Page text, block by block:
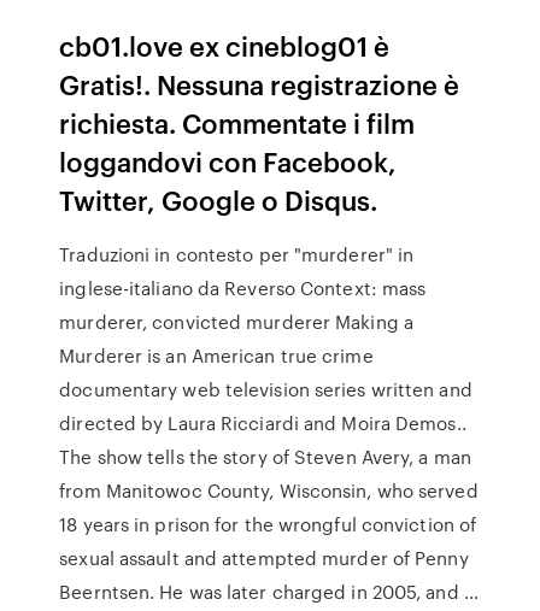
cb01.love ex cineblog01 è
Gratis!. Nessuna registrazione è
richiesta. Commentate i film
loggandovi con Facebook,
Twitter, Google o Disqus.
Traduzioni in contesto per "murderer" in
inglese-italiano da Reverso Context: mass
murderer, convicted murderer Making a
Murderer is an American true crime
documentary web television series written and
directed by Laura Ricciardi and Moira Demos..
The show tells the story of Steven Avery, a man
from Manitowoc County, Wisconsin, who served
18 years in prison for the wrongful conviction of
sexual assault and attempted murder of Penny
Beerntsen. He was later charged in 2005, and …